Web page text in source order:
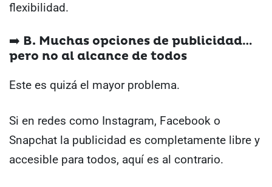
flexibilidad.
➡️ B. Muchas opciones de publicidad…
pero no al alcance de todos
Este es quizá el mayor problema.
Si en redes como Instagram, Facebook o
Snapchat la publicidad es completamente libre y
accesible para todos, aquí es al contrario.